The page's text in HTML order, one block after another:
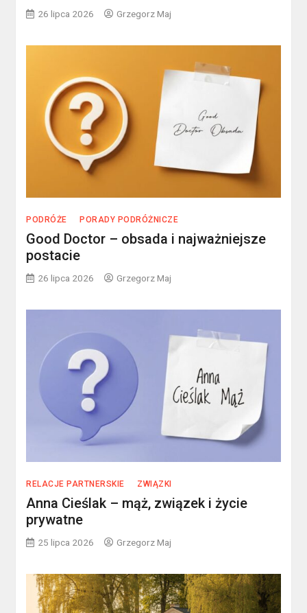
26 lipca 2026 Grzegorz Maj
PODRÓŻE PORADY PODRÓŻNICZE
Good Doctor – obsada i najważniejsze
postacie
26 lipca 2026 Grzegorz Maj
RELACJE PARTNERSKIE ZWIĄZKI
Anna Cieślak – mąż, związek i życie
prywatne
25 lipca 2026 Grzegorz Maj